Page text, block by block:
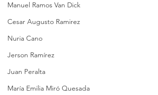
Manuel Ramos Van Dick
Cesar Augusto Ramirez
Nuria Cano
Jerson Ramírez
Juan Peralta
María Emilia Miró Quesada